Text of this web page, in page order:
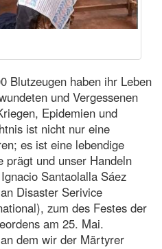
Blutzeugen haben ihr Leben
und Vergessenen
Epidemien und
ist nicht nur eine
es ist eine lebendige
prägt und unser Handeln
Santaolalla Sáez
Disaster Serivice
zum des Festes der
am 25. Mai.
dem wir der Märtyrer